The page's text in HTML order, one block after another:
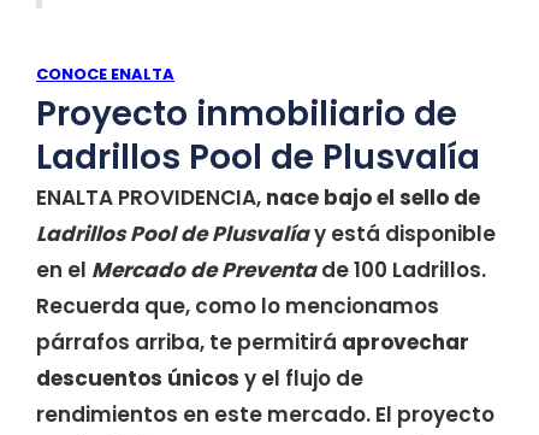
CONOCE ENALTA
Proyecto inmobiliario de
Ladrillos Pool de Plusvalía
ENALTA PROVIDENCIA, nace bajo el sello de
Ladrillos Pool de Plusvalíay está disponible
en el Mercado de Preventa de 100 Ladrillos.
Recuerda que, como lo mencionamos
párrafos arriba, te permitirá aprovechar
descuentos únicos y el flujo de
rendimientos en este mercado. El proyecto